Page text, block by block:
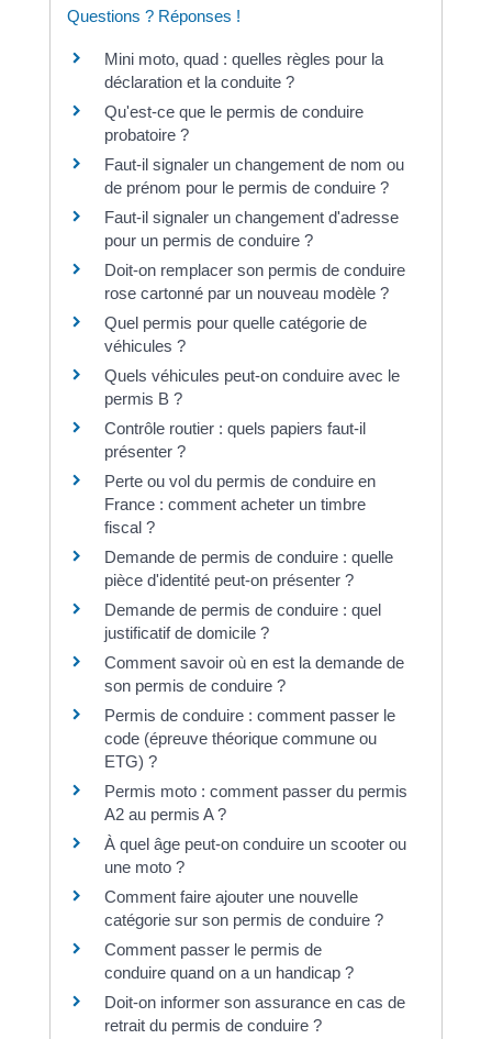
Questions ? Réponses !
Mini moto, quad : quelles règles pour la
déclaration et la conduite ?
Qu'est-ce que le permis de conduire
probatoire ?
Faut-il signaler un changement de nom ou
de prénom pour le permis de conduire ?
Faut-il signaler un changement d'adresse
pour un permis de conduire ?
Doit-on remplacer son permis de conduire
rose cartonné par un nouveau modèle ?
Quel permis pour quelle catégorie de
véhicules ?
Quels véhicules peut-on conduire avec le
permis B ?
Contrôle routier : quels papiers faut-il
présenter ?
Perte ou vol du permis de conduire en
France : comment acheter un timbre
fiscal ?
Demande de permis de conduire : quelle
pièce d'identité peut-on présenter ?
Demande de permis de conduire : quel
justificatif de domicile ?
Comment savoir où en est la demande de
son permis de conduire ?
Permis de conduire : comment passer le
code (épreuve théorique commune ou
ETG) ?
Permis moto : comment passer du permis
A2 au permis A ?
À quel âge peut-on conduire un scooter ou
une moto ?
Comment faire ajouter une nouvelle
catégorie sur son permis de conduire ?
Comment passer le permis de
conduire quand on a un handicap ?
Doit-on informer son assurance en cas de
retrait du permis de conduire ?